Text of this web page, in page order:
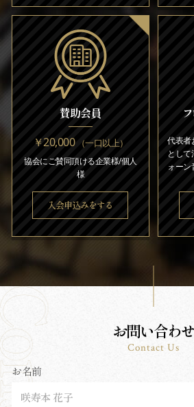
賛助会員
￥20,000（一口以上）
協会にご賛同頂ける企業様/個人
様
入会申込みをする
代表者
とし
ォー
お問い合わせ
Contact Us
お名前